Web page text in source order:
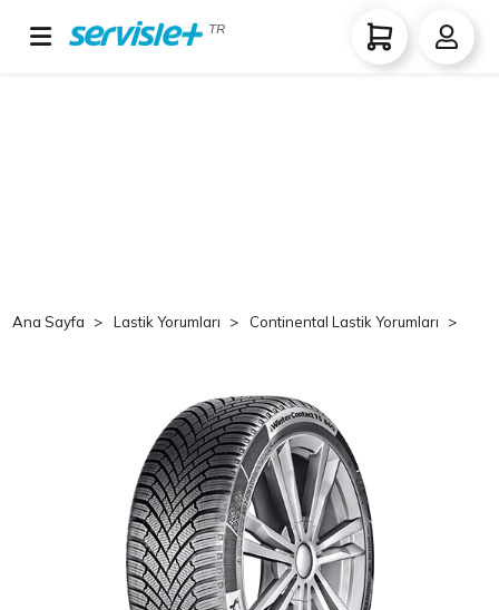
TR
Ana Sayfa Lastik Yorumları Continental Lastik Yorumları